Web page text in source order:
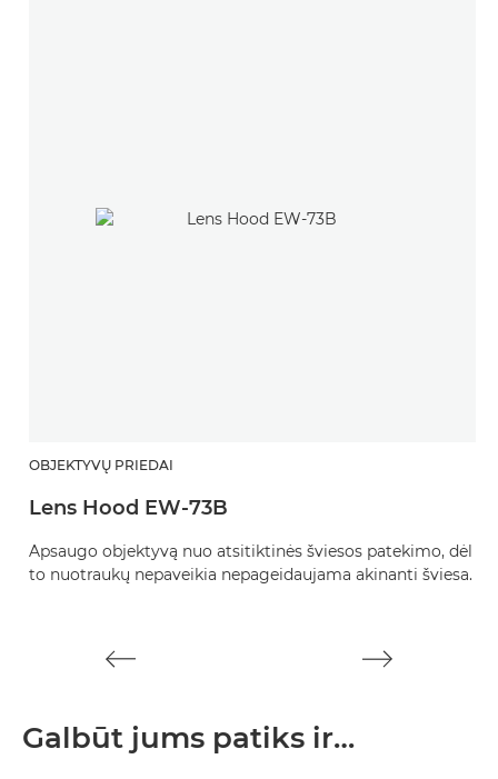
OBJEKTYVŲ PRIEDAI
Lens Hood EW-73B
Apsaugo objektyvą nuo atsitiktinės šviesos patekimo, dėl
to nuotraukų nepaveikia nepageidaujama akinanti šviesa.
Galbūt jums patiks ir…